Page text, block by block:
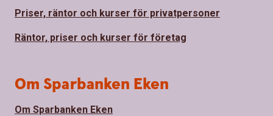
Priser, räntor och kurser för privatpersoner
Räntor, priser och kurser för företag
Om Sparbanken Eken
Om Sparbanken Eken